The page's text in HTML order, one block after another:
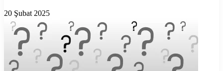
20 Şubat 2025